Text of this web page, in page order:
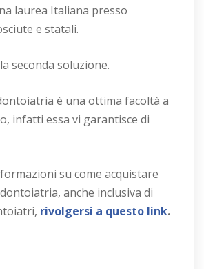
laurea Italiana presso
e statali.
seconda soluzione.
è una ottima facoltà a
infatti essa vi garantisce di
su come acquistare
anche inclusiva di
rivolgersi a questo link.